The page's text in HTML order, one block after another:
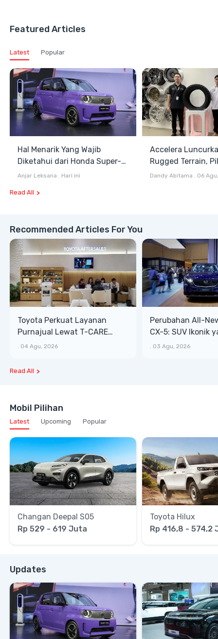
Featured Articles
Latest Popular
Hal Menarik Yang Wajib
Diketahui dari Honda Super-
ONE Selain Harga
Anjar Leksana Hari ini
Accelera
Rugged Terrain,
Antara All Terrain
Dandy Abitama 06
Read All
Recommended Articles For You
Toyota Perkuat Layanan
Purnajual Lewat T-CARE
XTRA, Manfaat Lebih Besar
04 Agu, 2026
Perubahan All-
CX-5: SUV Ikonik
Bongsor, Mewah,
03 Agu, 2026
Read All
Mobil Pilihan
Latest Upcoming Popular
Changan Deepal S05
Rp 529 - 619 Juta
Toyota Hilux
Rp 416,8 - 574,2
Updates